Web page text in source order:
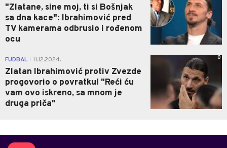
"Zlatane, sine moj, ti si Bošnjak
sa dna kace": Ibrahimović pred
TV kamerama odbrusio i rođenom
ocu
FUDBAL 11.12.2024.
Zlatan Ibrahimović protiv Zvezde
progovorio o povratku! "Reći ću
vam ovo iskreno, sa mnom je
druga priča"
0